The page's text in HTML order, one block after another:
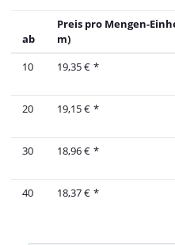
ab
Preis pro Mengen-
m)
10
19,35 € *
20
19,15 € *
30
18,96 € *
40
18,37 € *